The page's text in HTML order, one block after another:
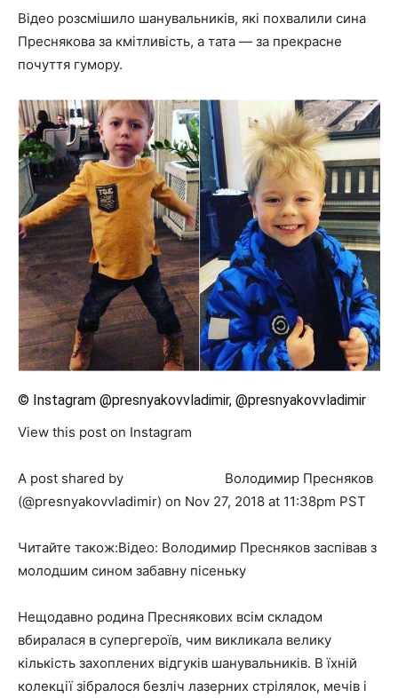
Відео розсмішило шанувальників, які похвалили сина
Преснякова за кмітливість, а тата — за прекрасне
почуття гумору.
© Instagram @presnyakovvladimir, @presnyakovvladimir
View this post on Instagram
A post shared by ⠀⠀⠀⠀⠀⠀⠀⠀⠀⠀Володимир Пресняков
(@presnyakovvladimir) on Nov 27, 2018 at 11:38pm PST
Читайте також:Відео: Володимир Пресняков заспівав з
молодшим сином забавну пісеньку
Нещодавно родина Преснякових всім складом
вбиралася в супергероїв, чим викликала велику
кількість захоплених відгуків шанувальників. В їхній
колекції зібралося безліч лазерних стрілялок, мечів і